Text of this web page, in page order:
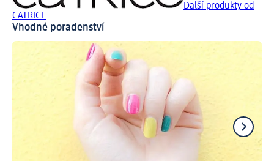
Další produkty od
CATRICE
Vhodné poradenství